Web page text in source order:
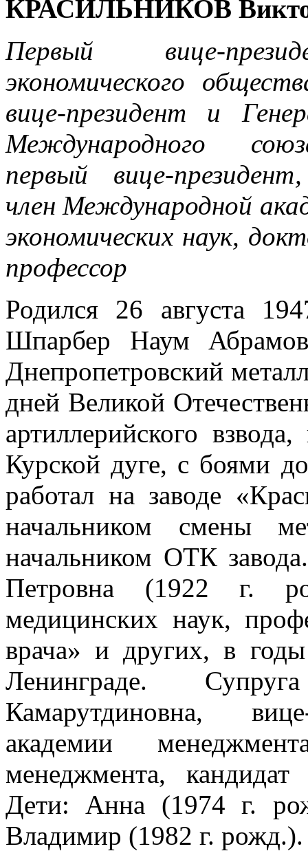
КРАСИЛЬНИКОВ
Первый вице-
экономического
вице-президент и
Международного
первый вице-
член Международной
экономических наук,
профессор
Родился 26 августа
Шпарбер Наум
Днепропетровский
дней Великой
артиллерийского
Курской дуге, с боями
работал на заводе
начальником смены
начальником ОТК
Петровна (1922 г.
медицинских наук,
врача» и других, в
Ленинграде.
Камарутдиновна,
академии
менеджмента,
Дети: Анна (1974 г.
Владимир (1982 г. рожд.).